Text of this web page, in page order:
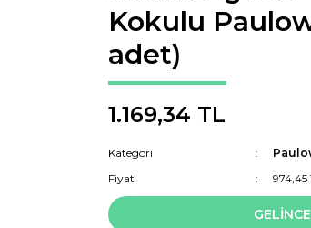
Kokulu
adet)
1.169,34 TL
Kategori
Fiyat
974,45